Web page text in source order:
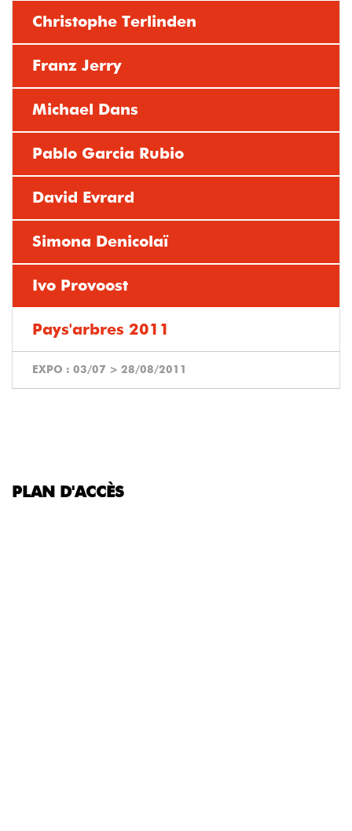
Christophe Terlinden
Franz Jerry
Michael Dans
Pablo Garcia Rubio
David Evrard
Simona Denicolaï
Ivo Provoost
Pays'arbres 2011
EXPO : 03/07 > 28/08/2011
PLAN D'ACCÈS